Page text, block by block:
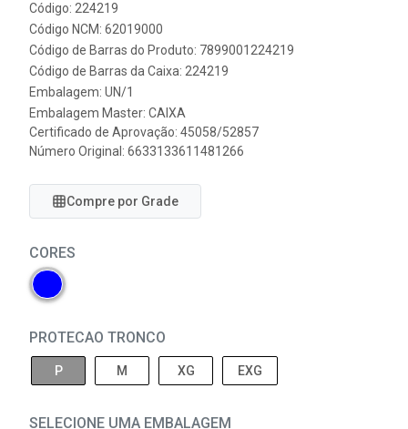
Código: 224219
Código NCM: 62019000
Código de Barras do Produto: 7899001224219
Código de Barras da Caixa: 224219
Embalagem: UN/1
Embalagem Master: CAIXA
Certificado de Aprovação: 45058/52857
Número Original: 6633133611481266
Compre por Grade
CORES
PROTECAO TRONCO
P M XG EXG
SELECIONE UMA EMBALAGEM